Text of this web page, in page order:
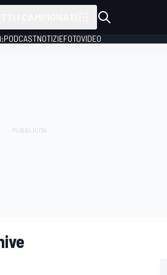
PODCASTNOTIZIEFOTOVIDEO